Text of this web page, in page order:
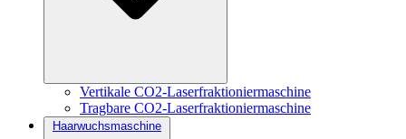
Vertikale CO2-Laserfraktioniermaschine
Tragbare CO2-Laserfraktioniermaschine
Haarwuchsmaschine